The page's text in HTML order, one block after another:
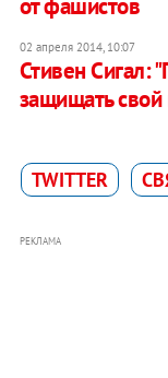
от фашистов
02 апреля 2014, 10:07
Стивен Сигал:
защищать свой
TWITTER
РЕКЛАМА